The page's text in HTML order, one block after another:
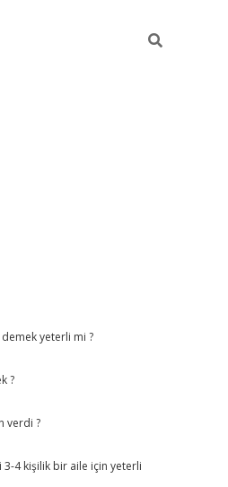
yeterli mi ?
?
verdi ?
3-4 kişilik bir aile için yeterli